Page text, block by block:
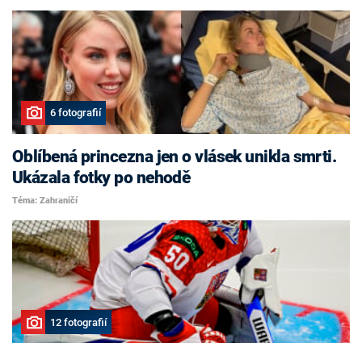
6 fotografií
Oblíbená princezna jen o vlásek unikla smrti.
Ukázala fotky po nehodě
Téma: Zahraničí
12 fotografií